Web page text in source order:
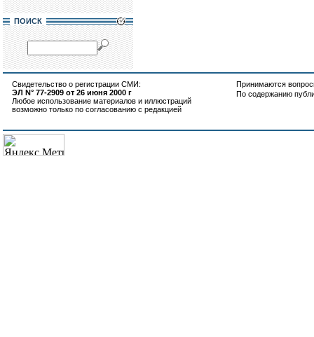
ПОИСК
Свидетельство о регистрации СМИ:
ЭЛ N° 77-2909 от 26 июня 2000 г
Любое использование материалов и иллюстраций
возможно только по согласованию с редакцией
Принимаются
По содержанию